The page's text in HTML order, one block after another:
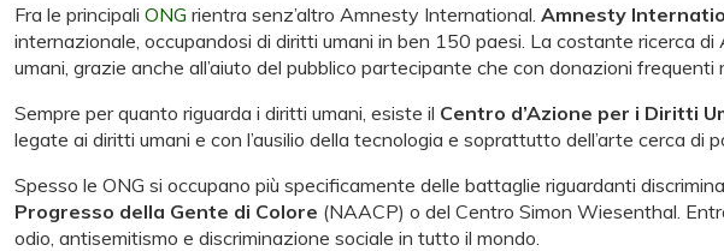
Fra le principali ONG rientra senz’altro Amnesty International. Amnesty
internazionale, occupandosi di diritti umani in ben 150 paesi. La costante ricerca
umani, grazie anche all’aiuto del pubblico partecipante che con donazioni
Sempre per quanto riguarda i diritti umani, esiste il Centro d’Azione per i Diritti
legate ai diritti umani e con l’ausilio della tecnologia e soprattutto dell’arte cerca di
Spesso le ONG si occupano più specificamente delle battaglie riguardanti
Progresso della Gente di Colore (NAACP) o del Centro Simon Wiesenthal.
odio, antisemitismo e discriminazione sociale in tutto il mondo.